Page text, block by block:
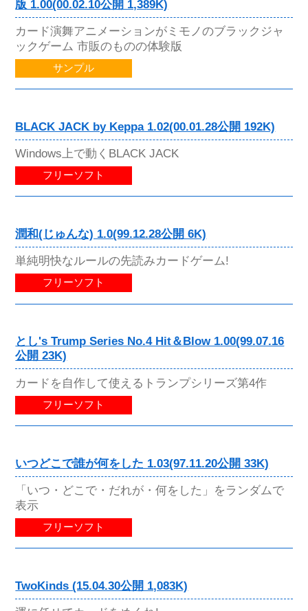
版 1.00(00.02.10公開 1,389K)
カード演舞アニメーションがミモノのブラックジャ
ックゲーム 市販のものの体験版
サンプル
BLACK JACK by Keppa 1.02(00.01.28公開 192K)
Windows上で動くBLACK JACK
フリーソフト
潤和(じゅんな) 1.0(99.12.28公開 6K)
単純明快なルールの先読みカードゲーム!
フリーソフト
とし's Trump Series No.4 Hit＆Blow 1.00(99.07.16
公開 23K)
カードを自作して使えるトランプシリーズ第4作
フリーソフト
いつどこで誰が何をした 1.03(97.11.20公開 33K)
「いつ・どこで・だれが・何をした」をランダムで
表示
フリーソフト
TwoKinds (15.04.30公開 1,083K)